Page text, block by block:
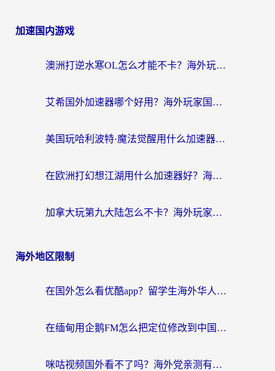
加速国内游戏
澳洲打逆水寒OL怎么才能不卡？海外玩家国服游戏加速终极指南（附梦幻模拟战地铁跑酷解决办法）
艾希国外加速器哪个好用？海外玩家国服游戏畅玩终极指南（附欧洲玩鸣潮街头篮球实测）
美国玩哈利波特·魔法觉醒用什么加速器？告别延迟的终极指南（含免费QQ炫舞方案+印尼妄想山海秘籍）
在欧洲打幻想江湖用什么加速器好？海外玩家国服游戏畅玩指南
加拿大玩第九大陆怎么不卡？海外玩家国服游戏加速全攻略（附足球世界萤火突击实测）
海外地区限制
在国外怎么看优酷app？留学生海外华人必看的无限制追剧指南
在缅甸用企鹅FM怎么把定位修改到中国国内？海外党解决地域限制的实用指南
咪咕视频国外看不了吗？海外党亲测有效的回国加速解决方案